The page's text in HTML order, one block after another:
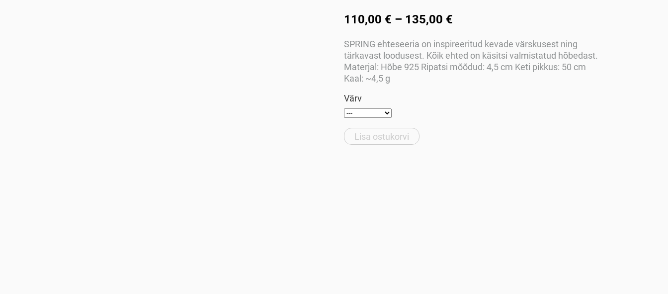
110,00 € – 135,00 €
SPRING ehteseeria on inspireeritud kevade värskusest ning
tärkavast loodusest. Kõik ehted on käsitsi valmistatud hõbedast.
Materjal: Hõbe 925 Ripatsi mõõdud: 4,5 cm Keti pikkus: 50 cm
Kaal: ~4,5 g
Värv
Lisa ostukorvi